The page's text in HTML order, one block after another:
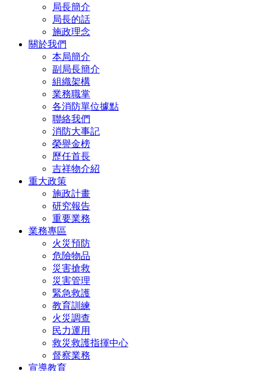
局長簡介
局長的話
施政理念
關於我們
本局簡介
副局長簡介
組織架構
業務職掌
各消防單位據點
聯絡我們
消防大事記
榮譽金榜
歷任首長
吉祥物介紹
重大政策
施政計畫
研究報告
重要業務
業務專區
火災預防
危險物品
災害搶救
災害管理
緊急救護
教育訓練
火災調查
民力運用
救災救護指揮中心
督察業務
宣導教育